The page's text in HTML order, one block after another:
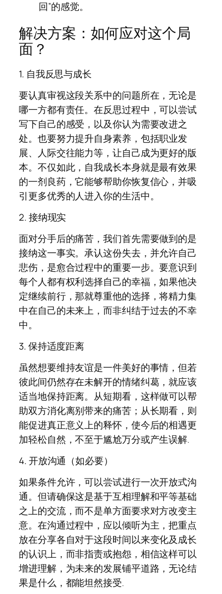
回”的感觉。
解决方案：如何应对这个局
面？
1. 自我反思与成长
要认真审视这段关系中的问题所在，无论是
哪一方都有责任。在反思过程中，可以尝试
写下自己的感受，以及你认为需要改进之
处。也要努力提升自身素养，包括职业发
展、人际交往能力等，让自己成为更好的版
本。不仅如此，自我成长本身就是最有效果
的一剂良药，它能够帮助你恢复信心，并吸
引更多优秀的人进入你的生活中。
2. 接纳现实
面对分手后的痛苦，我们首先需要做到的是
接纳这一事实。承认这份失去，并允许自己
悲伤，是愈合过程中的重要一步。要意识到
每个人都有权利选择自己的幸福，如果他决
定继续前行，那就尊重他的选择，将精力集
中在自己的未来上，而非纠结于过去的不幸
中。
3. 保持适度距离
虽然想要维持友谊是一件美好的事情，但若
彼此间仍然存在未解开的情绪纠葛，就应该
适当地保持距离。从短期看，这样做可以帮
助双方消化离别带来的痛苦；从长期看，则
能促进真正意义上的释怀，使今后的相遇更
加轻松自然，不至于尴尬万分或产生误解.
4. 开放沟通（如必要）
如果条件允许，可以尝试进行一次开放式沟
通。但请确保这是基于互相理解和平等基础
之上的交流，而不是单方面要求对方改变主
意。在沟通过程中，应以倾听为主，把重点
放在分享各自对于这段时间以来变化及成长
的认识上，而非指责或抱怨，相信这样可以
增进理解，为未来的发展铺平道路，无论结
果是什么，都能坦然接受.